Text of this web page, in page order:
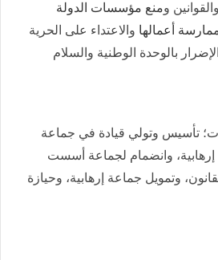
ومنع مؤسسات الدولة
أعمالها والاعتداء على الحرية
بالوحدة الوطنية والسلام
تأسيس وتولي قيادة في جماعة
إرهابية، وانضمام لجماعة أسست
وتمويل جماعة إرهابية، وحيازة